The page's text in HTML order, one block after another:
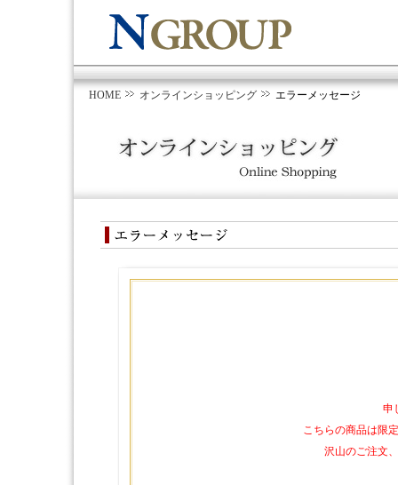
HOME オンラインショッピング エラーメッセージ
申
こちらの商品は限
沢山のご注文